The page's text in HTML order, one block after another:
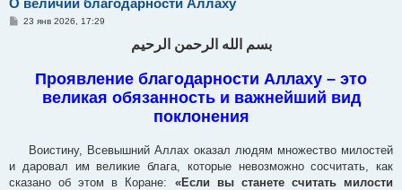
О величии благодарности Аллаху
С23 янв 2026, 17:29
بسم الله الرحمن الرحيم
Проявление благодарности Аллаху – это
великая обязанность и важнейший вид
поклонения
Воистину, Всевышний Аллах оказал людям множество милостей
и даровал им великие блага, которые невозможно сосчитать, как
сказано об этом в Коране: «Если вы станете считать милости